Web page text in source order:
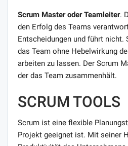
Scrum Master oder Teamleiter.
den Erfolg des Teams
Entscheidungen und führt nicht.
das Team ohne Hebelwirkung
arbeiten zu lassen. Der Scrum
der das Team zusammenhält.
SCRUM TOOLS
Scrum ist eine flexible
Projekt geeignet ist. Mit seiner